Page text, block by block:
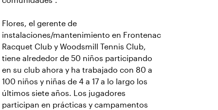
Flores, el gerente de
instalaciones/mantenimiento en Frontenac
Racquet Club y Woodsmill Tennis Club,
tiene alrededor de 50 niños participando
en su club ahora y ha trabajado con 80 a
100 niños y niñas de 4 a 17 a lo largo los
últimos siete años. Los jugadores
participan en prácticas y campamentos